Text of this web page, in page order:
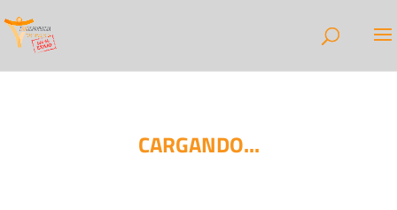
CARGANDO...